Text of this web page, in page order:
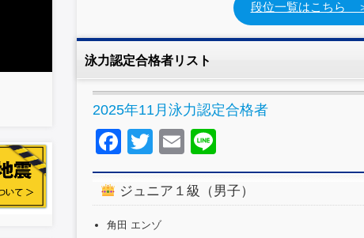
段位一覧はこちら
泳力認定合格者リスト
2025年11月泳力認定合格者
F
a
c
e
T
wi
tt
er
E
m
ail
n
e
ジュニア１級（男子）
角田 エンゾ